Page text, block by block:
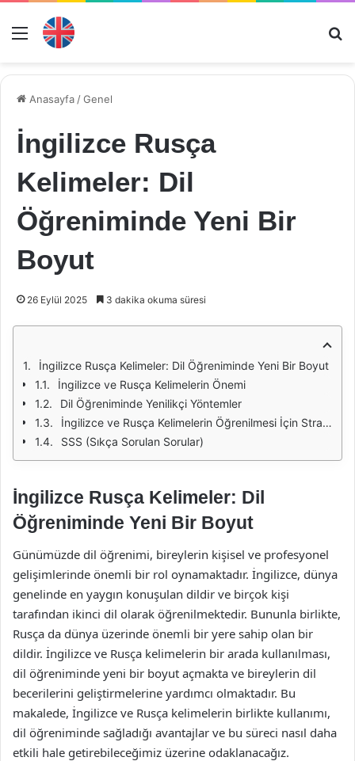
Menü
Anasayfa /Genel
İngilizce Rusça
Kelimeler: Dil
Öğreniminde Yeni Bir
Boyut
26 Eylül 2025 3 dakika okuma süresi
İngilizce Rusça Kelimeler: Dil Öğreniminde Yeni Bir Boyut
İngilizce ve Rusça Kelimelerin Önemi
Dil Öğreniminde Yenilikçi Yöntemler
İngilizce ve Rusça Kelimelerin Öğrenilmesi İçin Stratejiler
SSS (Sıkça Sorulan Sorular)
İngilizce Rusça Kelimeler: Dil
Öğreniminde Yeni Bir Boyut
Günümüzde dil öğrenimi, bireylerin kişisel ve profesyonel
gelişimlerinde önemli bir rol oynamaktadır. İngilizce, dünya
genelinde en yaygın konuşulan dildir ve birçok kişi
tarafından ikinci dil olarak öğrenilmektedir. Bununla birlikte,
Rusça da dünya üzerinde önemli bir yere sahip olan bir
dildir. İngilizce ve Rusça kelimelerin bir arada kullanılması,
dil öğreniminde yeni bir boyut açmakta ve bireylerin dil
becerilerini geliştirmelerine yardımcı olmaktadır. Bu
makalede, İngilizce ve Rusça kelimelerin birlikte kullanımı,
dil öğreniminde sağladığı avantajlar ve bu süreci nasıl daha
etkili hale getirebileceğimiz üzerine odaklanacağız.